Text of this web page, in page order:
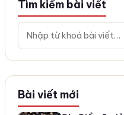
Tìm kiếm bài viết
Bài viết mới